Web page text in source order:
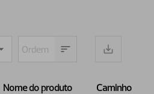
Nome do produto Caminho